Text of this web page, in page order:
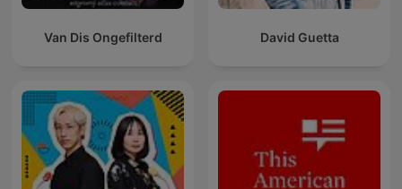
Van Dis Ongefilterd David Guetta